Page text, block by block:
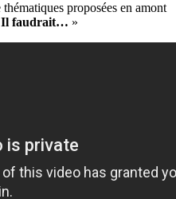
proposées en amont
Il faudrait… »